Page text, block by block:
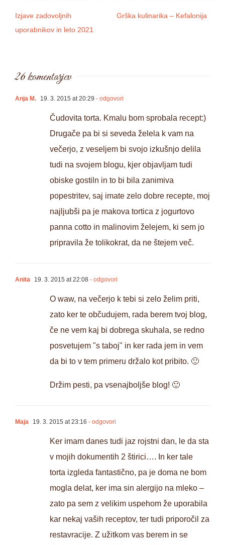
Izjave zadovoljnih
uporabnikov in leto 2021
Grška kulinarika – Kefalonija
26 komentarjev
Anja M. 19. 3. 2015 at 20:29 - odgovori
Čudovita torta. Kmalu bom sprobala recept:)
Drugače pa bi si seveda želela k vam na
večerjo, z veseljem bi svojo izkušnjo delila
tudi na svojem blogu, kjer objavljam tudi
obiske gostiln in to bi bila zanimiva
popestritev, saj imate zelo dobre recepte, moj
najljubši pa je makova tortica z jogurtovo
panna cotto in malinovim želejem, ki sem jo
pripravila že tolikokrat, da ne štejem več.
Anita 19. 3. 2015 at 22:08 - odgovori
O waw, na večerjo k tebi si zelo želim priti,
zato ker te občudujem, rada berem tvoj blog,
če ne vem kaj bi dobrega skuhala, se redno
posvetujem "s taboj" in ker rada jem in vem
da bi to v tem primeru držalo kot pribito. 🙂
Držim pesti, pa vsenajboljše blog! 🙂
Maja 19. 3. 2015 at 23:16 - odgovori
Ker imam danes tudi jaz rojstni dan, le da sta
v mojih dokumentih 2 štirici…. In ker tale
torta izgleda fantastično, pa je doma ne bom
mogla delat, ker ima sin alergijo na mleko –
zato pa sem z velikim uspehom že uporabila
kar nekaj vaših receptov, ter tudi priporočil za
restavracije. Z užitkom vas berem in se